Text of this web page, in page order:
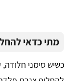
מתי כדאי
כשיש סימני חלודה,